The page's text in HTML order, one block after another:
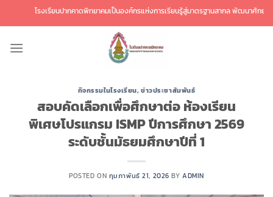
เนื้อหา
โรงเรียนปากคาดพิทยาคมเป็นองค์กรแห่งการเรียนรู้สู่มาตรฐานสากล พัฒนาศักยภาพผู้เรี
กิจกรรมในโรงเรียน,ข่าวประชาสัมพันธ์
สอบคัดเลือกเพื่อศึกษาต่อ ห้องเรียน
พิเศษโปรแกรม ISMP ปีการศึกษา 2569
ระดับชั้นมัธยมศึกษาปีที่ 1
POSTED ON กุมภาพันธ์ 21, 2026 BY ADMIN